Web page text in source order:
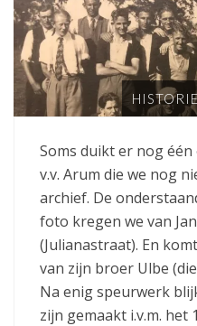
Soms duikt er nog
v.v. Arum die we nog
archief. De
foto kregen we van
(Julianastraat). En
van zijn broer Ulbe
Na enig speurwerk
zijn gemaakt i.v.m. het